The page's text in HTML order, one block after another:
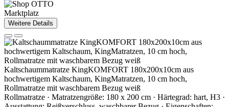
Marktplatz
Weitere Details
Kaltschaummatratze KingKOMFORT 180x200x10cm aus
hochwertigem Kaltschaum, KingMatratzen, 10 cm hoch,
Rollmatratze mit waschbarem Bezug weiß
Rollmatratze · Matratzengröße: 180 x 200 cm · Härtegrad: hart, H3 ·